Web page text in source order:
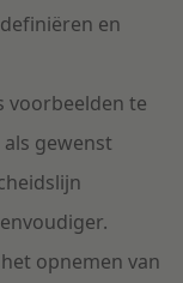
en
voorbeelden te
gewenst
opnemen van